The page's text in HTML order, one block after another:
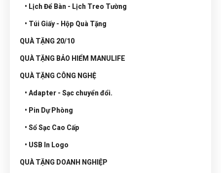
• Lịch Để Bàn - Lịch Treo Tường
• Túi Giấy - Hộp Quà Tặng
QUÀ TẶNG 20/10
QUÀ TẶNG BẢO HIỂM MANULIFE
QUÀ TẶNG CÔNG NGHỆ
• Adapter - Sạc chuyển đổi.
• Pin Dự Phòng
• Sổ Sạc Cao Cấp
• USB In Logo
QUÀ TẶNG DOANH NGHIỆP